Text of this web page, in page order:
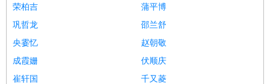
荣柏吉
蒲平博
巩哲龙
邵兰舒
央霎忆
赵朝敬
成霞姗
伏顺庆
崔轩国
千又菱